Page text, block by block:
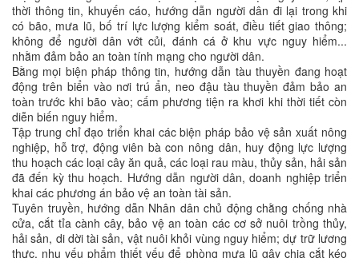
thời thông tin, khuyến cáo, hướng dẫn người dân đi lại trong khi
có bão, mưa lũ, bố trí lực lượng kiểm soát, điều tiết giao thông;
không để người dân vớt củi, đánh cá ở khu vực nguy hiểm...
nhằm đảm bảo an toàn tính mạng cho người dân.
Bằng mọi biện pháp thông tin, hướng dẫn tàu thuyền đang hoạt
động trên biển vào nơi trú ẩn, neo đậu tàu thuyền đảm bảo an
toàn trước khi bão vào; cấm phương tiện ra khơi khi thời tiết còn
diễn biến nguy hiểm.
Tập trung chỉ đạo triển khai các biện pháp bảo vệ sản xuất nông
nghiệp, hỗ trợ, động viên bà con nông dân, huy động lực lượng
thu hoạch các loại cây ăn quả, các loại rau màu, thủy sản, hải sản
đã đến kỳ thu hoạch. Hướng dẫn người dân, doanh nghiệp triển
khai các phương án bảo vệ an toàn tài sản.
Tuyên truyền, hướng dẫn Nhân dân chủ động chằng chống nhà
cửa, cắt tỉa cành cây, bảo vệ an toàn các cơ sở nuôi trồng thủy,
hải sản, di dời tài sản, vật nuôi khỏi vùng nguy hiểm; dự trữ lương
thực, nhu yếu phẩm thiết yếu để phòng mưa lũ gây chia cắt kéo